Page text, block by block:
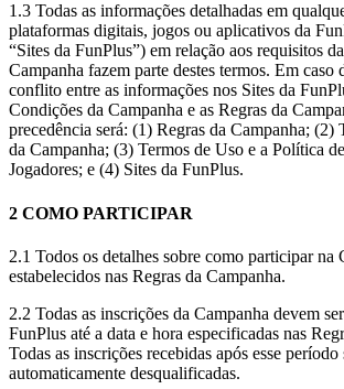
1.3 Todas as informações detalhadas em
plataformas digitais, jogos ou aplicativos da
“Sites da FunPlus”) em relação aos requisitos
Campanha fazem parte destes termos. Em caso
conflito entre as informações nos Sites da
Condições da Campanha e as Regras da
precedência será: (1) Regras da Campanha; (2)
da Campanha; (3) Termos de Uso e a Política
Jogadores; e (4) Sites da FunPlus.
2 COMO PARTICIPAR
2.1 Todos os detalhes sobre como participar na
estabelecidos nas Regras da Campanha.
2.2 Todas as inscrições da Campanha devem
FunPlus até a data e hora especificadas nas
Todas as inscrições recebidas após esse período
automaticamente desqualificadas.